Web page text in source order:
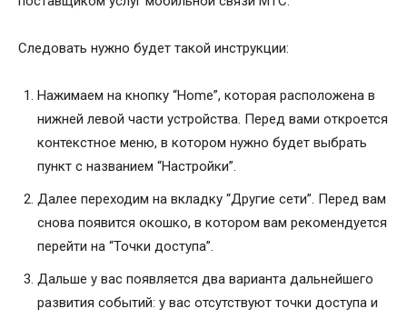
Следовать нужно будет такой инструкции:
Нажимаем на кнопку “Home”, которая расположена в
нижней левой части устройства. Перед вами откроется
контекстное меню, в котором нужно будет выбрать
пункт с названием “Настройки”.
Далее переходим на вкладку “Другие сети”. Перед вам
снова появится окошко, в котором вам рекомендуется
перейти на “Точки доступа”.
Дальше у вас появляется два варианта дальнейшего
развития событий: у вас отсутствуют точки доступа и